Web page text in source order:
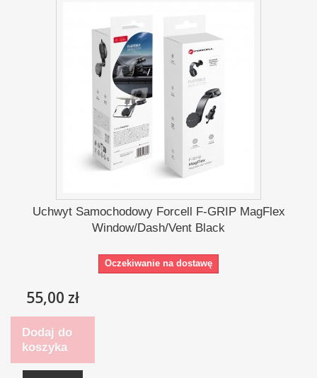
Uchwyt Samochodowy Forcell F-GRIP MagFlex
Window/Dash/Vent Black
Oczekiwanie na dostawę
55,00 zł
Dodaj do
koszyka